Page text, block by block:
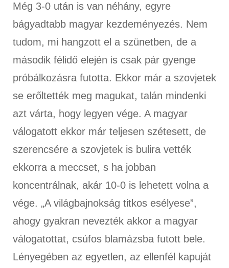
Még 3-0 után is van néhány, egyre
bágyadtabb magyar kezdeményezés. Nem
tudom, mi hangzott el a szünetben, de a
második félidő elején is csak pár gyenge
próbálkozásra futotta. Ekkor már a szovjetek
se erőltették meg magukat, talán mindenki
azt várta, hogy legyen vége. A magyar
válogatott ekkor már teljesen szétesett, de
szerencsére a szovjetek is bulira vették
ekkorra a meccset, s ha jobban
koncentrálnak, akár 10-0 is lehetett volna a
vége. „A világbajnokság titkos esélyese”,
ahogy gyakran nevezték akkor a magyar
válogatottat, csúfos blamázsba futott bele.
Lényegében az egyetlen, az ellenfél kapuját